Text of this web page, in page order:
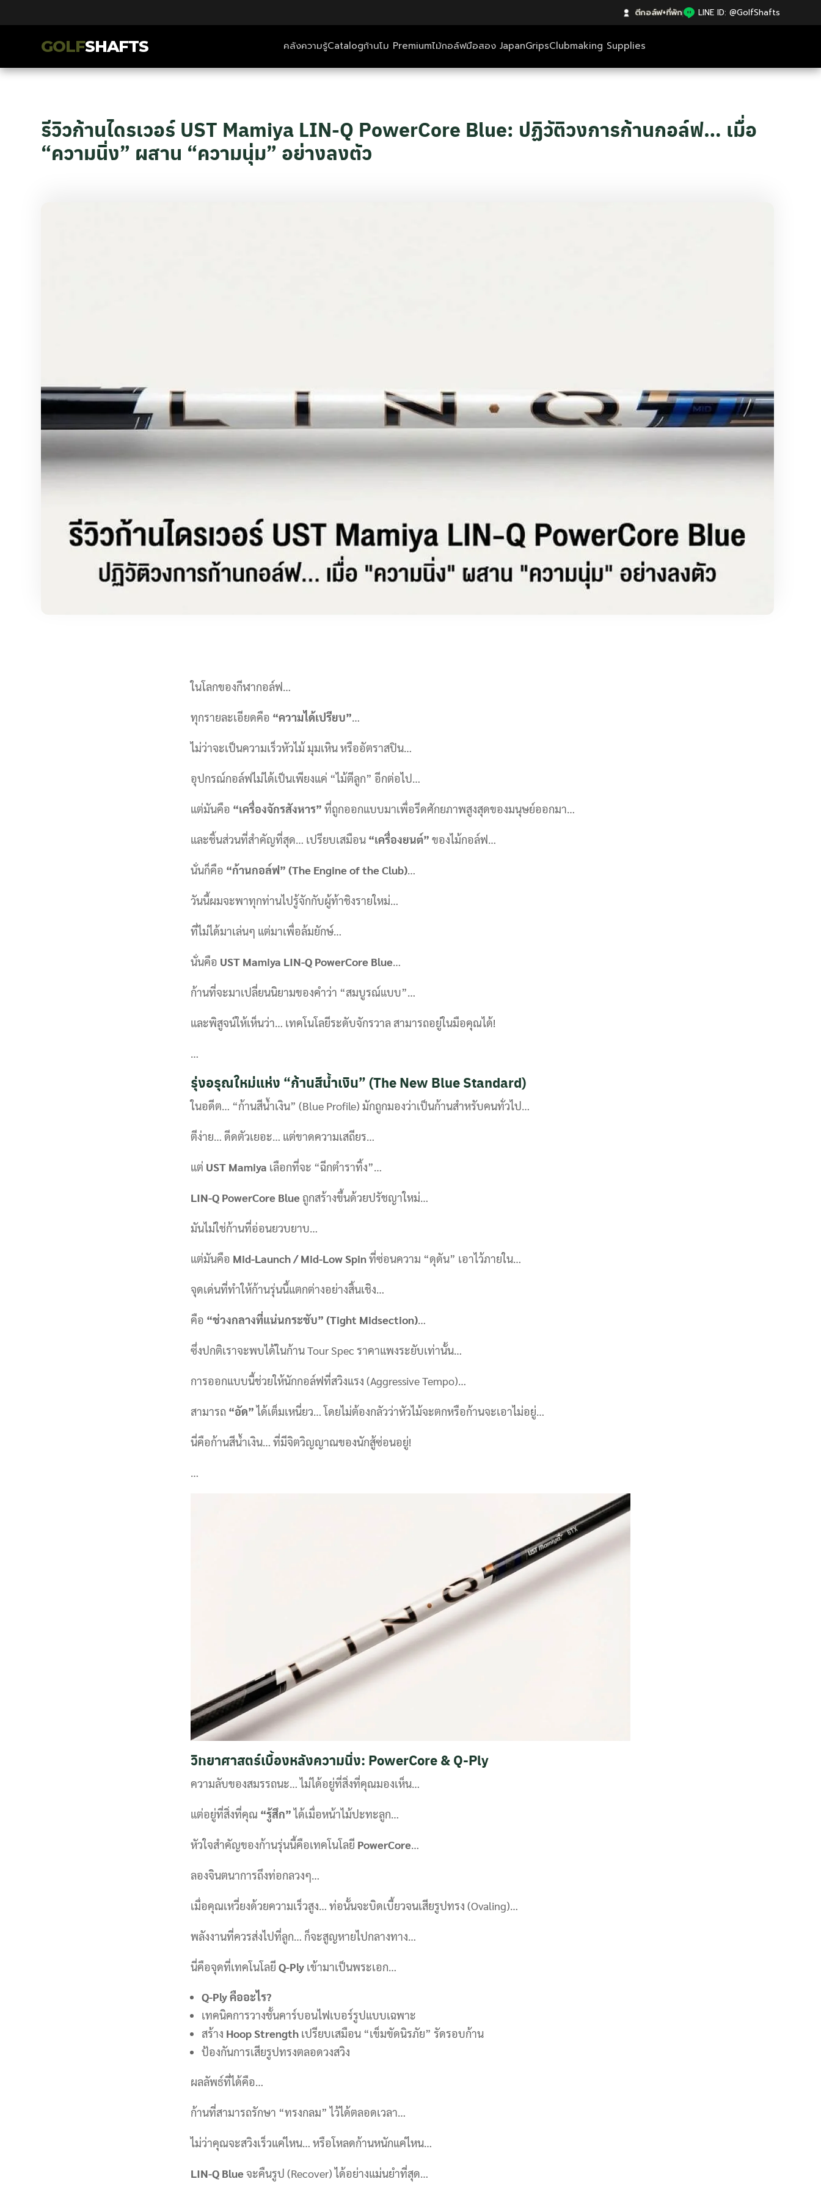
ตีกอล์ฟ+ที่พัก| LINE ID: @GolfShafts
GOLFSHAFTS คลังความรู้Catalogก้านโม Premiumไม้กอล์ฟมือสอง JapanGripsClubmaking Supplies
รีวิวก้านไดรเวอร์ UST Mamiya LIN-Q PowerCore Blue: ปฏิวัติวงการก้านกอล์ฟ… เมื่อ
“ความนิ่ง” ผสาน “ความนุ่ม” อย่างลงตัว
ในโลกของกีฬากอล์ฟ…
ทุกรายละเอียดคือ “ความได้เปรียบ”…
ไม่ว่าจะเป็นความเร็วหัวไม้ มุมเหิน หรืออัตราสปิน…
อุปกรณ์กอล์ฟไม่ได้เป็นเพียงแค่ “ไม้ตีลูก” อีกต่อไป…
แต่มันคือ “เครื่องจักรสังหาร” ที่ถูกออกแบบมาเพื่อรีดศักยภาพสูงสุดของมนุษย์ออกมา…
และชิ้นส่วนที่สำคัญที่สุด… เปรียบเสมือน “เครื่องยนต์” ของไม้กอล์ฟ…
นั่นก็คือ “ก้านกอล์ฟ” (The Engine of the Club)…
วันนี้ผมจะพาทุกท่านไปรู้จักกับผู้ท้าชิงรายใหม่…
ที่ไม่ได้มาเล่นๆ แต่มาเพื่อล้มยักษ์…
นั่นคือ UST Mamiya LIN-Q PowerCore Blue…
ก้านที่จะมาเปลี่ยนนิยามของคำว่า “สมบูรณ์แบบ”…
และพิสูจน์ให้เห็นว่า… เทคโนโลยีระดับจักรวาล สามารถอยู่ในมือคุณได้!
…
รุ่งอรุณใหม่แห่ง “ก้านสีน้ำเงิน” (The New Blue Standard)
ในอดีต… “ก้านสีน้ำเงิน” (Blue Profile) มักถูกมองว่าเป็นก้านสำหรับคนทั่วไป…
ตีง่าย… ดีดตัวเยอะ… แต่ขาดความเสถียร…
แต่ UST Mamiya เลือกที่จะ “ฉีกตำราทิ้ง”…
LIN-Q PowerCore Blue ถูกสร้างขึ้นด้วยปรัชญาใหม่…
มันไม่ใช่ก้านที่อ่อนยวบยาบ…
แต่มันคือ Mid-Launch / Mid-Low Spinที่ซ่อนความ “ดุดัน” เอาไว้ภายใน…
จุดเด่นที่ทำให้ก้านรุ่นนี้แตกต่างอย่างสิ้นเชิง…
คือ “ช่วงกลางที่แน่นกระชับ” (Tight Midsection)…
ซึ่งปกติเราจะพบได้ในก้าน Tour Spec ราคาแพงระยับเท่านั้น…
การออกแบบนี้ช่วยให้นักกอล์ฟที่สวิงแรง (Aggressive Tempo)…
สามารถ “อัด”ได้เต็มเหนี่ยว… โดยไม่ต้องกลัวว่าหัวไม้จะตกหรือก้านจะเอาไม่อยู่…
นี่คือก้านสีน้ำเงิน… ที่มีจิตวิญญาณของนักสู้ซ่อนอยู่!
…
วิทยาศาสตร์เบื้องหลังความนิ่ง: PowerCore & Q-Ply
ความลับของสมรรถนะ… ไม่ได้อยู่ที่สิ่งที่คุณมองเห็น…
แต่อยู่ที่สิ่งที่คุณ “รู้สึก”ได้เมื่อหน้าไม้ปะทะลูก…
หัวใจสำคัญของก้านรุ่นนี้คือเทคโนโลยี PowerCore…
ลองจินตนาการถึงท่อกลวงๆ…
เมื่อคุณเหวี่ยงด้วยความเร็วสูง… ท่อนั้นจะบิดเบี้ยวจนเสียรูปทรง (Ovaling)…
พลังงานที่ควรส่งไปที่ลูก… ก็จะสูญหายไปกลางทาง…
นี่คือจุดที่เทคโนโลยี Q-Ply เข้ามาเป็นพระเอก…
Q-Ply คืออะไร?
เทคนิคการวางชั้นคาร์บอนไฟเบอร์รูปแบบเฉพาะ
สร้าง Hoop Strength เปรียบเสมือน “เข็มขัดนิรภัย” รัดรอบก้าน
ป้องกันการเสียรูปทรงตลอดวงสวิง
ผลลัพธ์ที่ได้คือ…
ก้านที่สามารถรักษา “ทรงกลม” ไว้ได้ตลอดเวลา…
ไม่ว่าคุณจะสวิงเร็วแค่ไหน… หรือโหลดก้านหนักแค่ไหน…
LIN-Q Blueจะคืนรูป (Recover) ได้อย่างแม่นยำที่สุด…